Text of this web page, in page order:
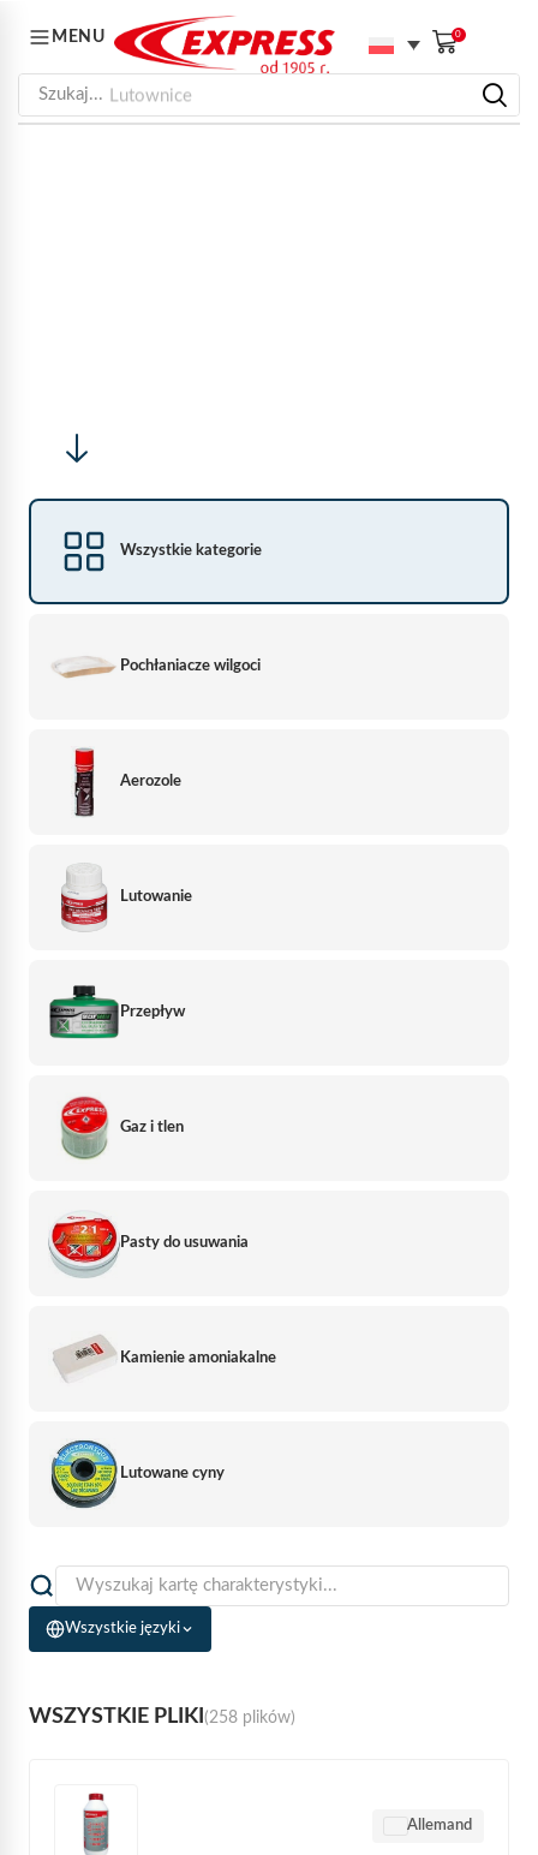
MENU 0
Szukaj... Lutownice
Wszystkie kategorie
Pochłaniacze wilgoci
Aerozole
Lutowanie
Przepływ
Gaz i tlen
Pasty do usuwania
Kamienie amoniakalne
Lutowane cyny
Wszystkie języki
WSZYSTKIE PLIKI (258 plików)
Allemand